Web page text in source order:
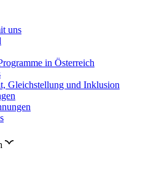
uns
in Österreich
Gleichstellung und Inklusion